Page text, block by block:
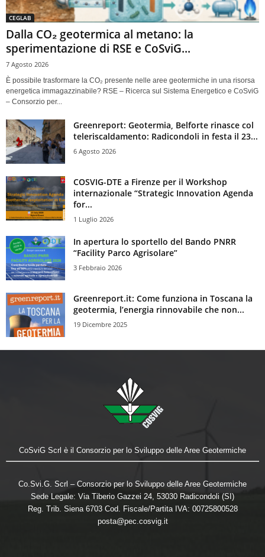
CEGLAB
Dalla CO₂ geotermica al metano: la
sperimentazione di RSE e CoSviG...
7 Agosto 2026
È possibile trasformare la CO₂ presente nelle aree geotermiche in una risorsa
energetica immagazzinabile? RSE – Ricerca sul Sistema Energetico e CoSviG
– Consorzio per...
Greenreport: Geotermia, Belforte rinasce col
teleriscaldamento: Radicondoli in festa il 23...
6 Agosto 2026
COSVIG-DTE a Firenze per il Workshop
internazionale “Strategic Innovation Agenda
for...
1 Luglio 2026
In apertura lo sportello del Bando PNRR
“Facility Parco Agrisolare”
3 Febbraio 2026
Greenreport.it: Come funziona in Toscana la
geotermia, l’energia rinnovabile che non...
19 Dicembre 2025
CoSviG Scrl è il Consorzio per lo Sviluppo delle Aree Geotermiche
Co.Svi.G. Scrl – Consorzio per lo Sviluppo delle Aree Geotermiche
Sede Legale: Via Tiberio Gazzei 24, 53030 Radicondoli (SI)
Reg. Trib. Siena 6703 Cod. Fiscale/Partita IVA: 00725800528
posta@pec.cosvig.it